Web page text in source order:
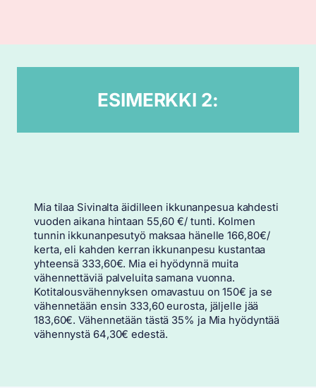
ESIMERKKI 2:
Mia tilaa Sivinalta äidilleen ikkunanpesua kahdesti
vuoden aikana hintaan 55,60 €/ tunti. Kolmen
tunnin ikkunanpesutyö maksaa hänelle 166,80€/
kerta, eli kahden kerran ikkunanpesu kustantaa
yhteensä 333,60€. Mia ei hyödynnä muita
vähennettäviä palveluita samana vuonna.
Kotitalousvähennyksen omavastuu on 150€ ja se
vähennetään ensin 333,60 eurosta, jäljelle jää
183,60€. Vähennetään tästä 35% ja Mia hyödyntää
vähennystä 64,30€ edestä.